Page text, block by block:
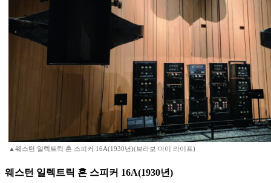
▲웨스턴 일렉트릭 혼 스피커 16A(1930년)(브라보 마이 라이프)
웨스턴 일렉트릭 혼 스피커 16A(1930년)